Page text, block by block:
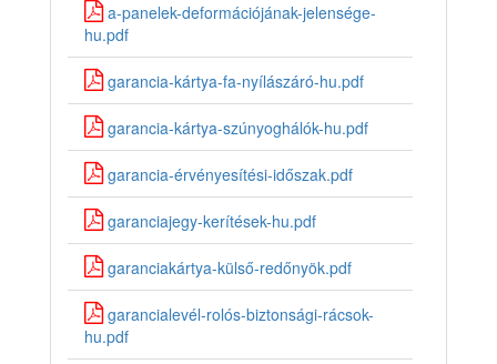
a-panelek-deformációjának-jelensége-
hu.pdf
garancia-kártya-fa-nyílászáró-hu.pdf
garancia-kártya-szúnyoghálók-hu.pdf
garancia-érvényesítési-időszak.pdf
garanciajegy-kerítések-hu.pdf
garanciakártya-külső-redőnyök.pdf
garancialevél-rolós-biztonsági-rácsok-
hu.pdf